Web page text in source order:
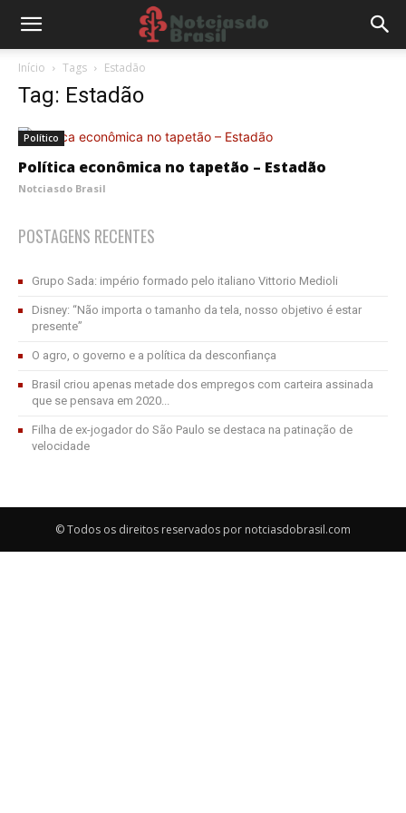
Início Tags Estadão
Tag: Estadão
Político
Política econômica no tapetão – Estadão
Notciasdo Brasil
POSTAGENS RECENTES
Grupo Sada: império formado pelo italiano Vittorio Medioli
Disney: “Não importa o tamanho da tela, nosso objetivo é estar
presente”
O agro, o governo e a política da desconfiança
Brasil criou apenas metade dos empregos com carteira assinada
que se pensava em 2020...
Filha de ex-jogador do São Paulo se destaca na patinação de
velocidade
© Todos os direitos reservados por notciasdobrasil.com